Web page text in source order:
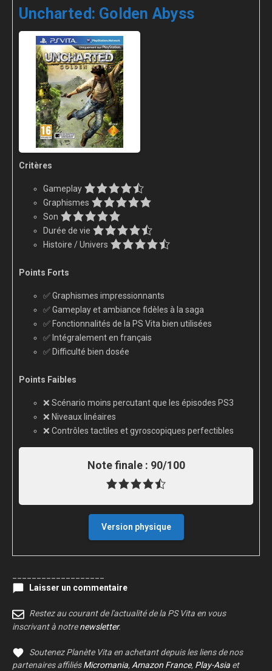
Uncharted: Golden Abyss
Critères
Gameplay
Graphismes
Son
Durée de vie
Histoire / Univers
Points Forts
✅ Graphismes impressionnants
✅ Gameplay et ambiance fidèles à la saga
✅ Fonctionnalités de la PS Vita bien utilisées
✅ Intégralement en français
✅ Difficulté bien dosée
Points Faibles
❌ Scénario moins percutant que les épisodes PS3
❌ Niveaux linéaires
❌ Contrôles tactiles et gyroscopiques perfectibles
Note finale : 90/100
Version physique
Laisser un commentaire
Restez au courant de l'actualité de la PS Vita en vous
inscrivant à notrenewsletter.
Soutenez Planète Vita en achetant depuis les liens de nos
partenaires affiliésMicromania, Amazon France, Play-Asia et